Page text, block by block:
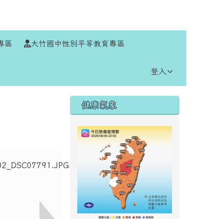
區 大竹國中性別平等教育專區
登入
右邊區域內容
健康氣象